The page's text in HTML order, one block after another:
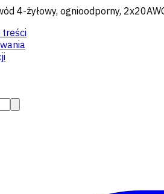
4-żyłowy, ognioodporny,
treści